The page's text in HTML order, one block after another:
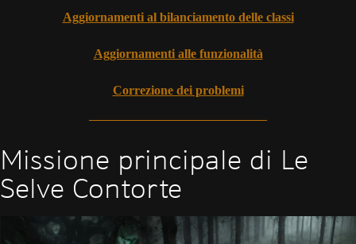
Aggiornamenti al bilanciamento delle classi
Aggiornamenti alle funzionalità
Correzione dei problemi
Missione principale di Le
Selve Contorte